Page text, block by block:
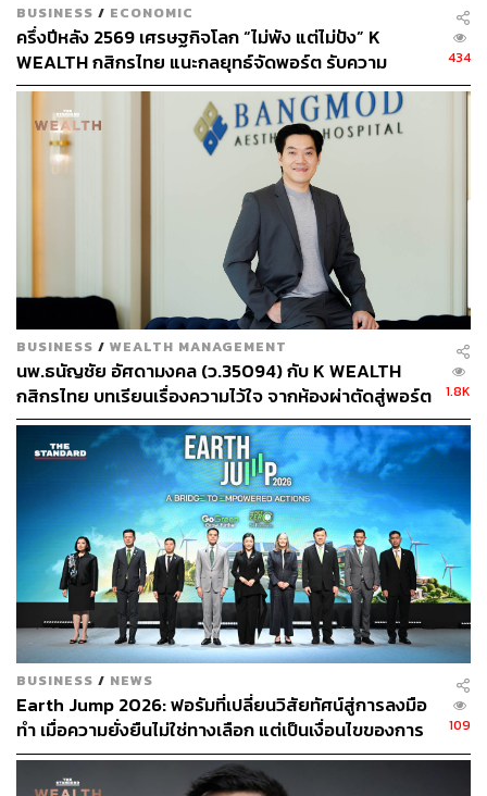
อย่างล่าสุด K-Curated Dining Experience ได้จัดที่ The
China House ณ โรงแรมแมนดาริน โอเรียนเต็ล กรุงเทพฯ ที่
ชวนเราไปทำความรู้จักอาหารจีนกวางตุ้งและแต้จิ๋ว ผ่านมุม
มองร่วมสมัยของ Chef Fei เจ้าของเชฟมิชลิน 2 ดาว ผู้มี
ประสบการณ์มากกว่า 30 ปี
มื้อนี้เราจะได้สำรวจรายละเอียดของรสชาติ เทคนิค และ
วัฒนธรรมที่ซ่อนอยู่ในแต่ละจาน ซึ่งเป็นเหตุผลที่ทำให้ K-
Curated Dining Experience กลายเป็นอีกโปรเจกต์ด้าน
อาหารสำหรับคนที่ชื่นชอบประสบการณ์ที่ผ่านการคัดสรรมา
เป็นอย่างดี
BUSINESS / ECONOMIC
ครึ่งปีหลัง 2569 เศรษฐกิจโลก “ไม่พัง แต่ไม่ปัง” K
WEALTH กสิกรไทย แนะกลยุทธ์จัดพอร์ต รับความ
เปลี่ยนแปลงกติกาใหม่ของโลก
434
BUSINESS / WEALTH MANAGEMENT
นพ.ธนัญชัย อัศดามงคล (ว.35094) กับ K WEALTH
กสิกรไทย บทเรียนเรื่องความไว้ใจ จากห้องผ่าตัดสู่พอร์ต
การลงทุน [เนื้อหาสนับสนุนโดยธนาคารกสิกรไทย]
1.8K
BUSINESS / NEWS
Earth Jump 2026: ฟอรัมที่เปลี่ยนวิสัยทัศน์สู่การลงมือ
ทำ เมื่อความยั่งยืนไม่ใช่ทางเลือก แต่เป็นเงื่อนไขของการ
เติบโตทางธุรกิจ
109